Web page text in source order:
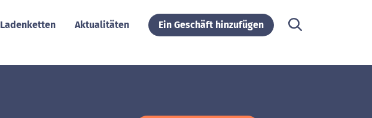
Ladenketten Aktualitäten Ein Geschäft hinzufügen